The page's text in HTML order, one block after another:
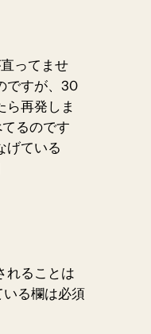
ってませ
ですが、30
ら再発しま
てるのです
げている
れることは
いる欄は必須